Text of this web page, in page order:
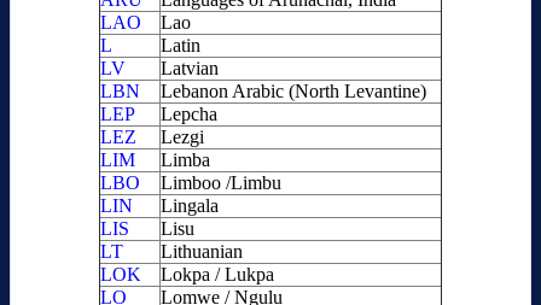
LAO
Lao
L
Latin
LV
Latvian
LBN
Lebanon Arabic (North Levantine)
LEP
Lepcha
LEZ
Lezgi
LIM
Limba
LBO
Limboo /Limbu
LIN
Lingala
LIS
Lisu
LT
Lithuanian
LOK
Lokpa / Lukpa
LO
Lomwe / Ngulu